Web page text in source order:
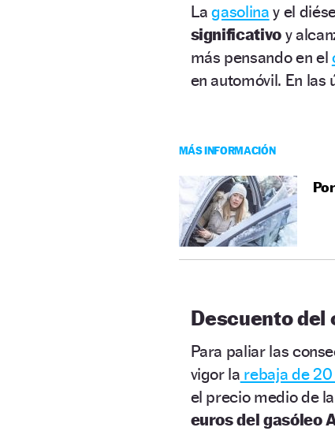
Lagasolina y el
significativoy
más pensando en el
en automóvil. En
MÁS INFORMACIÓN
Descuento del
Para paliar las
vigor la rebaja de
el precio medio de
euros del gasóleo